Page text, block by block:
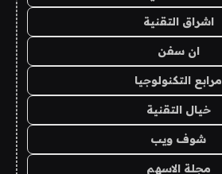
اشراق التقنية
ان سفن
مرابع التكنولوجيا
خيال التقنية
شوف ويب
مجلة الاسهم